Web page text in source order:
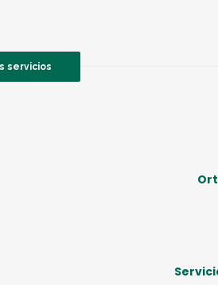
servicios